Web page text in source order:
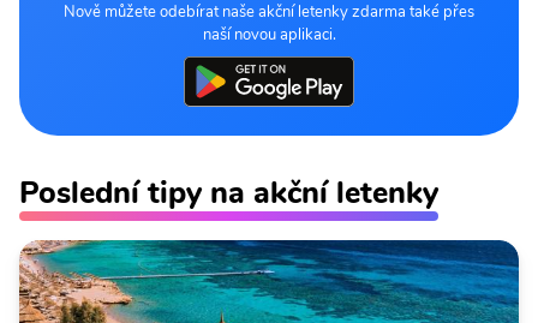
Nově můžete odebírat naše akční letenky zdarma také přes
naší novou aplikaci.
Poslední tipy na akční letenky